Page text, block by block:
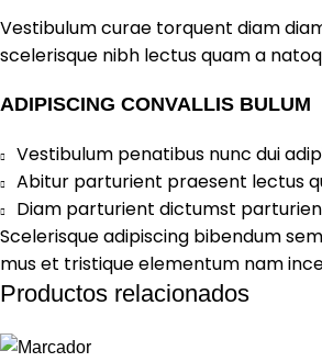
Vestibulum curae torquent diam
scelerisque nibh lectus quam a
ADIPISCING CONVALLIS BULUM
Vestibulum penatibus nunc dui
Abitur parturient praesent lectus
Diam parturient dictumst
Scelerisque adipiscing bibendum
mus et tristique elementum nam
Productos relacionados